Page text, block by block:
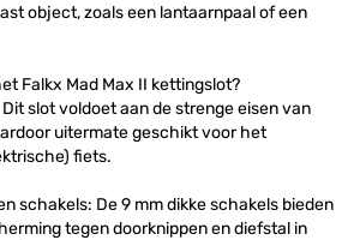
object, zoals een lantaarnpaal of een
Falkx Mad Max II kettingslot?
slot voldoet aan de strenge eisen van
uitermate geschikt voor het
fiets.
schakels: De 9 mm dikke schakels bieden
tegen doorknippen en diefstal in